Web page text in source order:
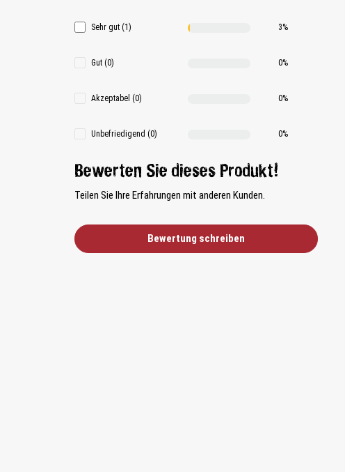
Sehr gut (1) 3%
Gut (0) 0%
Akzeptabel (0) 0%
Unbefriedigend (0) 0%
Bewerten Sie dieses Produkt!
Teilen Sie Ihre Erfahrungen mit anderen Kunden.
Bewertung schreiben